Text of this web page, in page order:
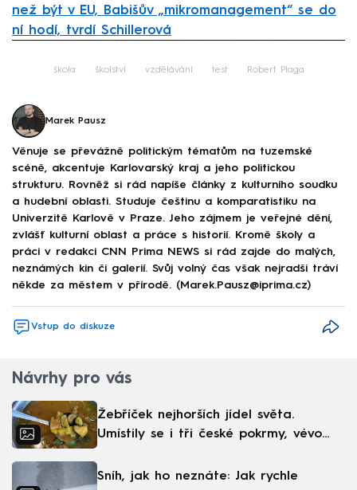
než být v EU, Babišův „mikromanagement“ se do
ní hodí, tvrdí Schillerová
škola školství vzdělávání test Robert Plaga
Marek Pausz
Věnuje se převážně politickým tématům na tuzemské
scéně, akcentuje Karlovarský kraj a jeho politickou
strukturu. Rovněž si rád napíše články z kulturního soudku
a hudební oblasti. Studuje češtinu a komparatistiku na
Univerzitě Karlově v Praze. Jeho zájmem je veřejné dění,
zvlášť kulturní oblast a práce s historií. Kromě školy a
práci v redakci CNN Prima NEWS si rád zajde do malých,
neznámých kin či galerií. Svůj volný čas však nejradši tráví
někde za městem v přírodě. (Marek.Pausz@iprima.cz)
Vstup do diskuze
Návrhy pro vás
Žebříček nejhorších jídel světa.
Umístily se i tři české pokrmy, vévodí
Sníh, jak ho neznáte: Jak rychle